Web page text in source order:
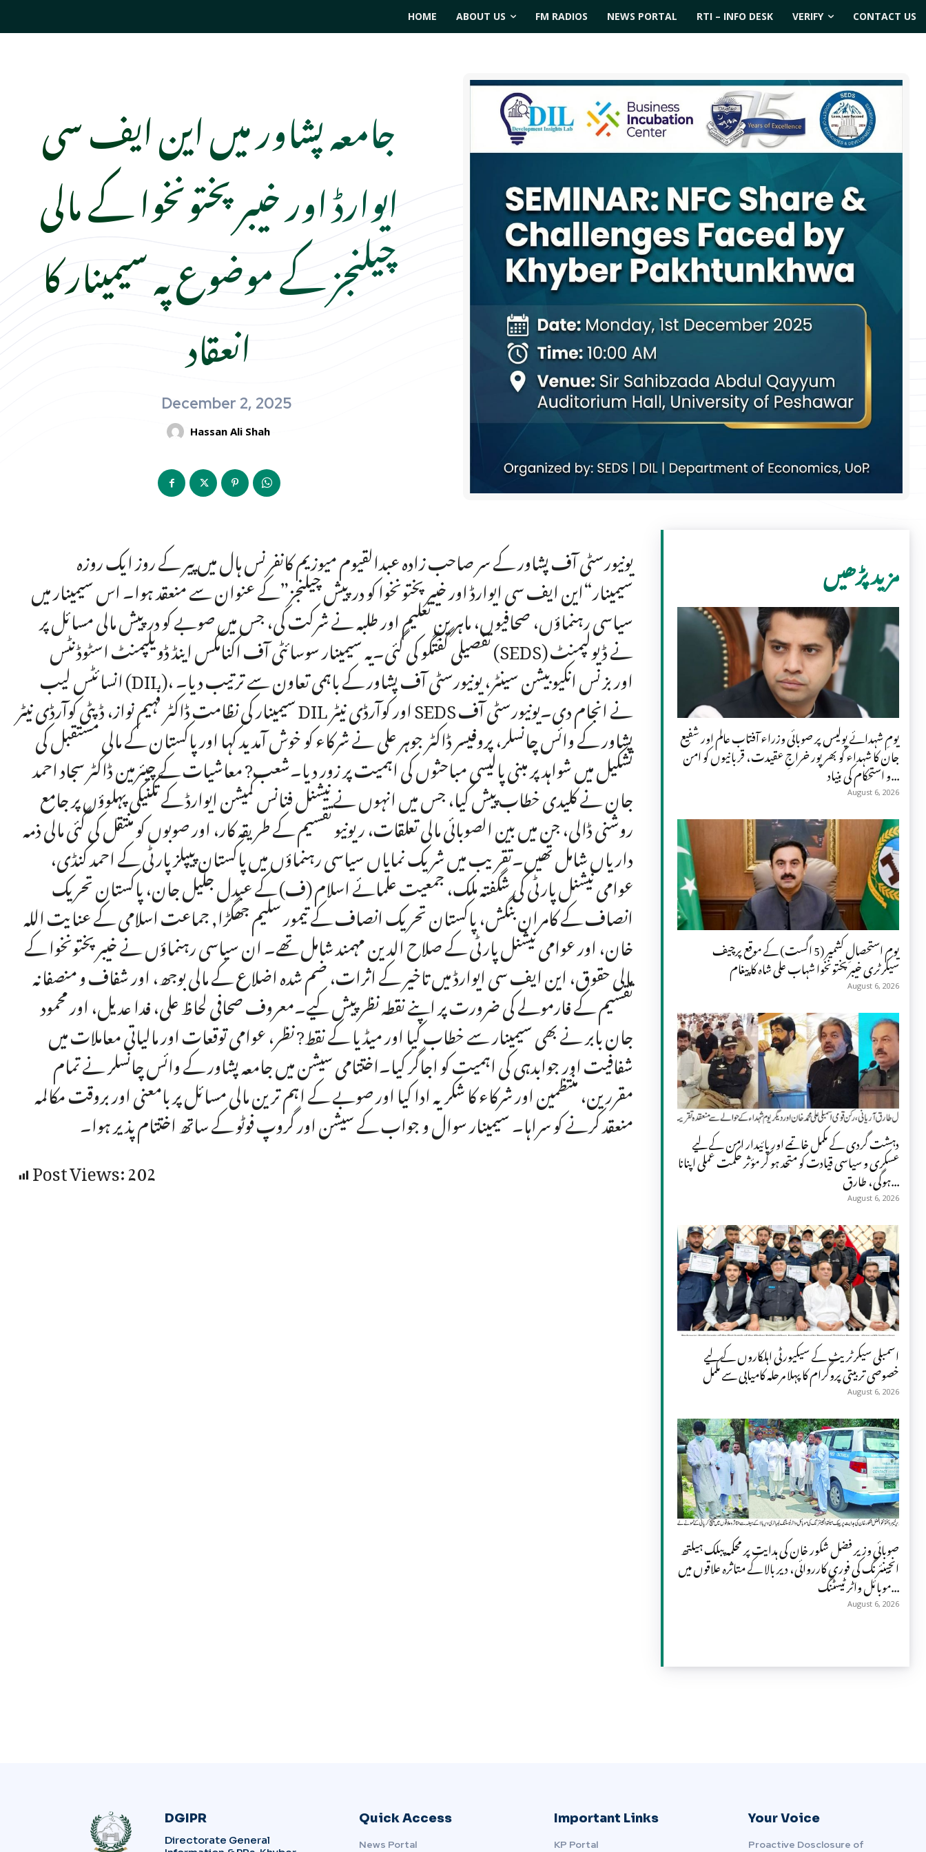
HOME ABOUT US FM RADIOS NEWS PORTAL RTI – INFO DESK VERIFY CONTACT US
جامعہ پشاور میں این ایف سی
ایوارڈ اور خیبر پختونخوا کے مالی
چیلنجز کے موضوع پہ سیمینار کا
انعقاد
December 2, 2025
Hassan Ali Shah
یونیورسٹی آف پشاور کے سر صاحب زادہ عبدالقیوم میوزیم کانفرنس ہال میں پیر کے روز ایک روزہ
سیمینار“این ایف سی ایوارڈ اور خیبر پختونخوا کو درپیش چیلنجز”کے عنوان سے منعقد ہوا۔ اس سیمینار میں
سیاسی رہنماؤں، صحافیوں، ماہرینِ تعلیم اور طلبہ نے شرکت کی، جس میں صوبے کو درپیش مالی مسائل پر
تفصیلی گفتگو کی گئی۔یہ سیمینار سوسائٹی آف اکنامکس اینڈ ڈویلپمنٹ اسٹوڈنٹس (SEDS) نے ڈیولپمنٹ
انسائٹس لیب (DIL)، اور بزنس انکیوبیشن سینٹر، یونیورسٹی آف پشاور کے باہمی تعاون سے ترتیب دیا۔
سیمینار کی نظامت ڈاکٹر فہیم نواز، ڈپٹی کوآرڈی نیٹر DIL اور کوآرڈی نیٹر SEDS نے انجام دی۔یونیورسٹی آف
پشاور کے وائس چانسلر، پروفیسر ڈاکٹر جوہر علی نے شرکاء کو خوش آمدید کہا اور پاکستان کے مالی مستقبل کی
تشکیل میں شواہد پر مبنی پالیسی مباحثوں کی اہمیت پر زور دیا۔شعب? معاشیات کے چیئرمین ڈاکٹر سجاد احمد
جان نے کلیدی خطاب پیش کیا، جس میں انہوں نے نیشنل فنانس کمیشن ایوارڈ کے تکنیکی پہلوؤں پر جامع
روشنی ڈالی، جن میں بین الصوبائی مالی تعلقات، ریونیو تقسیم کے طریقہ کار، اور صوبوں کو منتقل کی گئی مالی ذمہ
داریاں شامل تھیں۔تقریب میں شریک نمایاں سیاسی رہنماؤں میں پاکستان پیپلز پارٹی کے احمد کنڈی،
عوامی نیشنل پارٹی کی شگفتہ ملک، جمعیت علمائے اسلام (ف) کے عبدل جلیل جان، پاکستان تحریک
انصاف کے کامران بنگش، پاکستان تحریک انصاف کے تیمور سلیم جھگڑا, جماعت اسلامی کے عنایت اللہ
خان، اور عوامی نیشنل پارٹی کے صلاح الدین مہمند شامل تھے۔ ان سیاسی رہنماؤں نے خیبر پختونخوا کے
مالی حقوق، این ایف سی ایوارڈ میں تاخیر کے اثرات، ضم شدہ اضلاع کے مالی بوجھ، اور شفاف و منصفانہ
تقسیم کے فارمولے کی ضرورت پر اپنے نقطہ نظر پیش کیے۔معروف صحافی لحاظ علی، فدا عدیل، اور محمود
جان بابر نے بھی سیمینار سے خطاب کیا اور میڈیا کے نقط? نظر، عوامی توقعات اور مالیاتی معاملات میں
شفافیت اور جوابدہی کی اہمیت کو اجاگر کیا۔اختتامی سیشن میں جامعہ پشاور کے وائس چانسلر نے تمام
مقررین، منتظمین اور شرکاء کا شکریہ ادا کیا اور صوبے کے اہم ترین مالی مسائل پر بامعنی اور بروقت مکالمہ
منعقد کرنے کو سراہا۔ سیمینار سوال و جواب کے سیشن اور گروپ فوٹو کے ساتھ اختتام پذیر ہوا۔
Post Views:202
مزید پڑھیں
یومِ شہدائے پولیس پر صوبائی وزراء آفتاب عالم اور شفیع
جان کا شہداء کو بھرپور خراجِ عقیدت، قربانیوں کو امن
و استحکام کی بنیاد...
August 6, 2026
یومِ استحصالِ کشمیر (5 اگست) کے موقع پرچیف
سیکرٹری خیبر پختونخوا شہاب علی شاہ کا پیغام
August 6, 2026
دہشت گردی کے مکمل خاتمے اور پائیدار امن کے لیے
عسکری و سیاسی قیادت کو متحد ہو کر مؤثر حکمت عملی اپنانا
ہوگی، طارق...
August 6, 2026
اسمبلی سیکرٹریٹ کے سیکیورٹی اہلکاروں کے لیے
خصوصی تربیتی پروگرام کا پہلا مرحلہ کامیابی سے مکمل
August 6, 2026
صوبائی وزیر فضل شکور خان کی ہدایت پر محکمہ پبلک ہیلتھ
انجینئرنگ کی فوری کارروائی، دیر بالا کے متاثرہ علاقوں میں
موبائل واٹر ٹیسٹنگ...
August 6, 2026
DGIPR
Directorate General
Quick Access
News Portal
Important Links
KP Portal
Your Voice
Proactive Dosclosure of